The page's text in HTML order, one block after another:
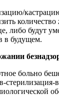
либо будут
в будущем.
больно